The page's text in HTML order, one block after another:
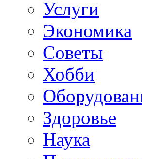
Услуги
Экономика
Советы
Хобби
Здоровье
Наука